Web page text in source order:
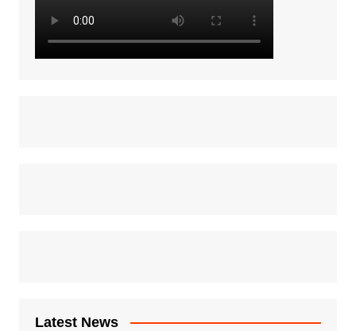
Latest News